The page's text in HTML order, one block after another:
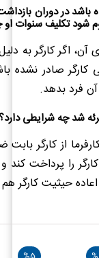
باشد در دوران
شود تکلیف سنوات
تبصره‌های آن، اگر کارگر
صادر نشده
فرد بدهد.
شد چه شرایطی
از کارگر بابت
را پرداخت کند
حیثیت کارگر